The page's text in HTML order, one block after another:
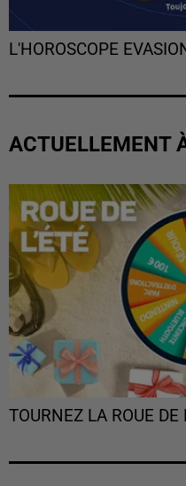
L'HOROSCOPE
ACTUELLEMENT
TOURNEZ LA ROUE DE